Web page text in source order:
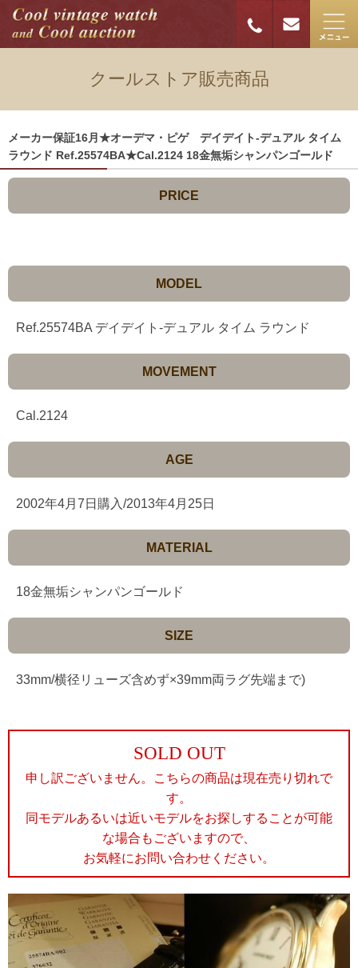
クールストア販売商品
メーカー保証16月★オーデマ・ピゲ デイデイト-デュアル タイム
ラウンド Ref.25574BA★Cal.2124 18金無垢シャンパンゴールド
PRICE
MODEL
Ref.25574BA デイデイト-デュアル タイム ラウンド
MOVEMENT
Cal.2124
AGE
2002年4月7日購入/2013年4月25日
MATERIAL
18金無垢シャンパンゴールド
SIZE
33mm/横径リューズ含めず×39mm両ラグ先端まで)
SOLD OUT
申し訳ございません。こちらの商品は現在売り切れで
す。
同モデルあるいは近いモデルをお探しすることが可能
な場合もございますので、
お気軽にお問い合わせください。